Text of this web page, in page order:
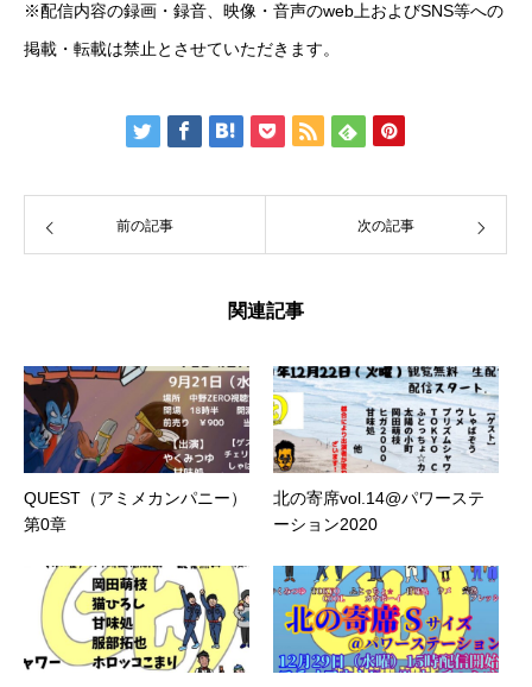
※配信内容の録画・録音、映像・音声のweb上およびSNS等への
掲載・転載は禁止とさせていただきます。
前の記事 次の記事
関連記事
QUEST（アミメカンパニー）
第0章
北の寄席vol.14@パワーステ
ーション2020